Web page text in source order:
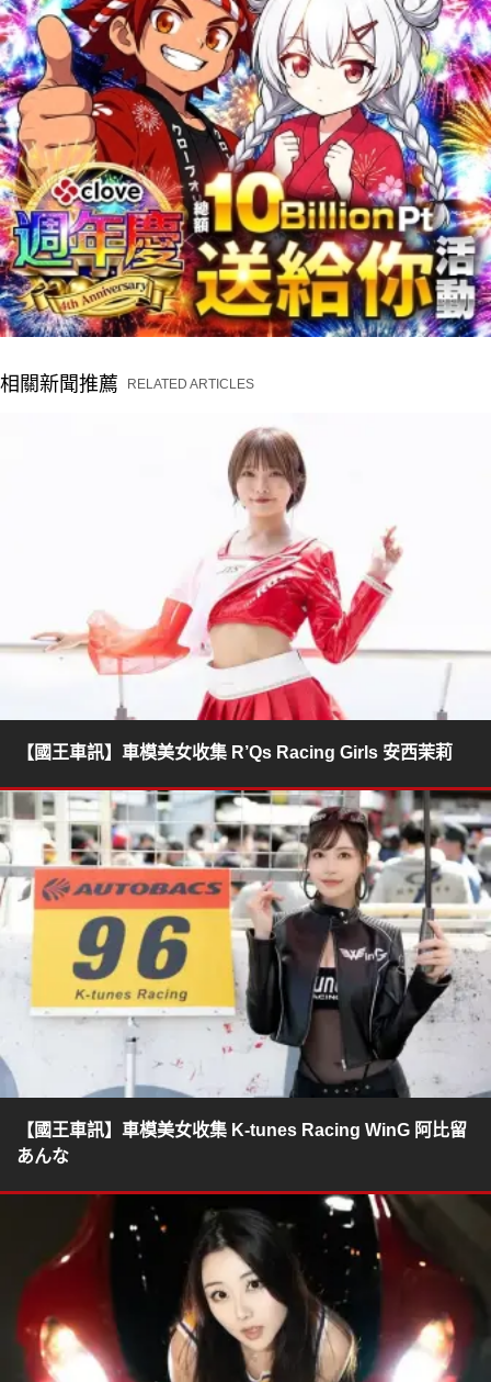
相關新聞推薦 RELATED ARTICLES
【國王車訊】車模美女收集 R’Qs Racing Girls 安西茉莉
【國王車訊】車模美女收集 K-tunes Racing WinG 阿比留
あんな